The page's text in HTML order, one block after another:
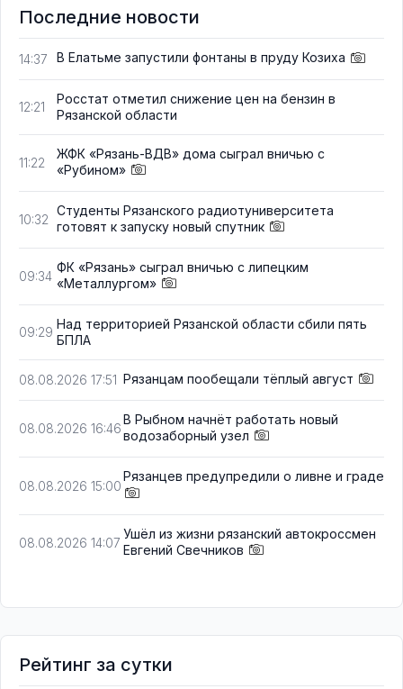
Последние новости
14:37 В Елатьме запустили фонтаны в пруду Козиха
12:21
Росстат отметил снижение цен на бензин в
Рязанской области
11:22
ЖФК «Рязань-ВДВ» дома сыграл вничью с
«Рубином»
10:32
Студенты Рязанского радиотуниверситета
готовят к запуску новый спутник
09:34
ФК «Рязань» сыграл вничью с липецким
«Металлургом»
09:29
Над территорией Рязанской области сбили пять
БПЛА
08.08.2026 17:51 Рязанцам пообещали тёплый август
08.08.2026 16:46
В Рыбном начнёт работать новый
водозаборный узел
08.08.2026 15:00
Рязанцев предупредили о ливне и граде
08.08.2026 14:07
Ушёл из жизни рязанский автокроссмен
Евгений Свечников
Рейтинг за сутки